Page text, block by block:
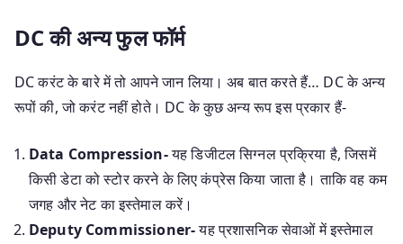
DC की अन्य फुल फॉर्म
DC करंट के बारे में तो आपने जान लिया। अब बात करते हैं… DC के अन्य
रूपों की, जो करंट नहीं होते। DC के कुछ अन्य रूप इस प्रकार हैं-
Data Compression-यह डिजीटल सिग्नल प्रक्रिया है, जिसमें
किसी डेटा को स्टोर करने के लिए कंप्रेस किया जाता है। ताकि वह कम
जगह और नेट का इस्तेमाल करें।
Deputy Commissioner-यह प्रशासनिक सेवाओं में इस्तेमाल